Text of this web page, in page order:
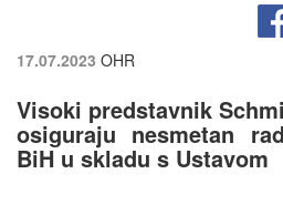
17.07.2023 OHR
Visoki predstavnik
osiguraju nesmetan
BiH u skladu s Ustavom